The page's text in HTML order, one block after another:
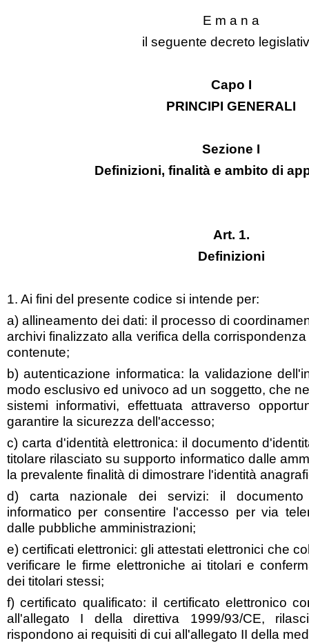
E m a n a
il seguente decreto
Capo I
PRINCIPI GENERALI
Sezione I
Definizioni, finalità e ambito di
Art. 1.
Definizioni
1. Ai fini del presente codice si intende per:
a) allineamento dei dati: il processo di
archivi finalizzato alla verifica della
contenute;
b) autenticazione informatica: la validazione
modo esclusivo ed univoco ad un soggetto, che
sistemi informativi, effettuata attraverso
garantire la sicurezza dell'accesso;
c) carta d'identità elettronica: il documento
titolare rilasciato su supporto informatico dalle
la prevalente finalità di dimostrare l'identità
d) carta nazionale dei servizi: il
informatico per consentire l'accesso per via
dalle pubbliche amministrazioni;
e) certificati elettronici: gli attestati elettronici che
verificare le firme elettroniche ai titolari e
dei titolari stessi;
f) certificato qualificato: il certificato elettronico
all'allegato I della direttiva 1999/93/CE,
rispondono ai requisiti di cui all'allegato II della